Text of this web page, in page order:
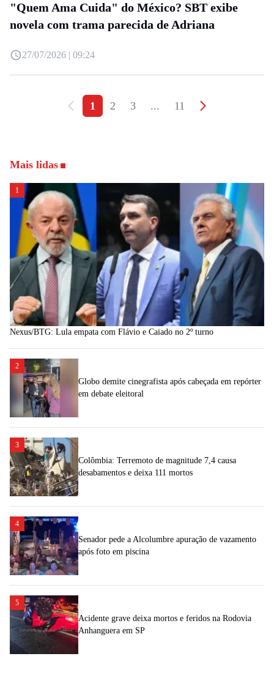
"Quem Ama Cuida" do México? SBT exibe
novela com trama parecida de Adriana
27/07/2026 | 09:24
1 2 3 ... 11
Mais lidas
1
Nexus/BTG: Lula empata com Flávio e Caiado no 2º turno
2
Globo demite cinegrafista após cabeçada em repórter
em debate eleitoral
3
Colômbia: Terremoto de magnitude 7,4 causa
desabamentos e deixa 111 mortos
4
Senador pede a Alcolumbre apuração de vazamento
após foto em piscina
5
Acidente grave deixa mortos e feridos na Rodovia
Anhanguera em SP